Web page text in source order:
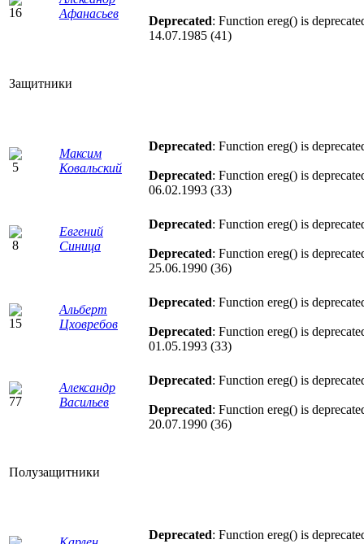
Афанасьев
Deprecated: Function ereg() is
14.07.1985 (41)
Защитники
Максим
Ковальский
Deprecated: Function ereg() is
Deprecated: Function ereg() is
06.02.1993 (33)
Евгений
Синица
Deprecated: Function ereg() is
Deprecated: Function ereg() is
25.06.1990 (36)
Альберт
Цховребов
Deprecated: Function ereg() is
Deprecated: Function ereg() is
01.05.1993 (33)
Александр
Васильев
Deprecated: Function ereg() is
Deprecated: Function ereg() is
20.07.1990 (36)
Полузащитники
Deprecated: Function ereg() is